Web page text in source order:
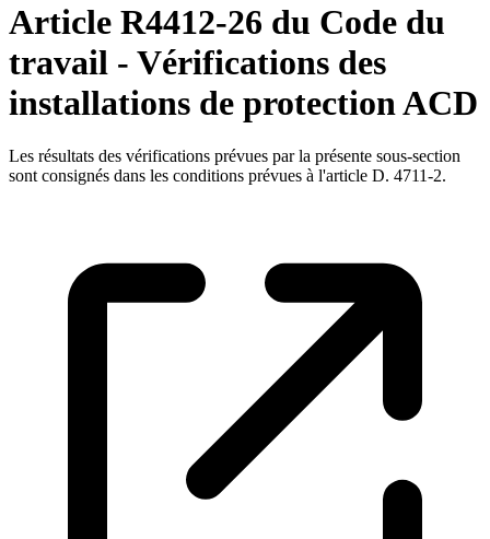
Article R4412-26 du Code du
travail - Vérifications des
installations de protection ACD
Les résultats des vérifications prévues par la présente sous-section
sont consignés dans les conditions prévues à l'article D. 4711-2.